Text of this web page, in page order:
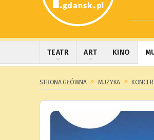
TEATR ART KINO
STRONA GŁÓWNA MUZYKA